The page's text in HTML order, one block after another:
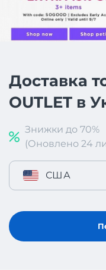
Доставка
OUTLET в
Знижки до 70%
(Оновлено 24
США